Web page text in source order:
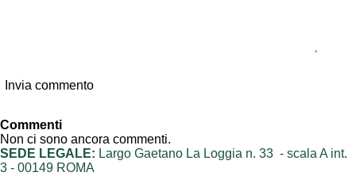
Invia commento
Commenti
Non ci sono ancora commenti.
SEDE LEGALE: Largo Gaetano La Loggia n. 33 - scala A int.
3 - 00149 ROMA